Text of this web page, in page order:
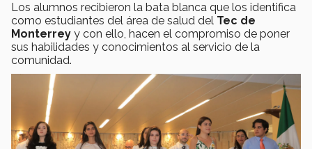
Los alumnos recibieron la bata blanca que los identifica
como estudiantes del área de salud del Tec de
Monterrey y con ello, hacen el compromiso de poner
sus habilidades y conocimientos al servicio de la
comunidad.